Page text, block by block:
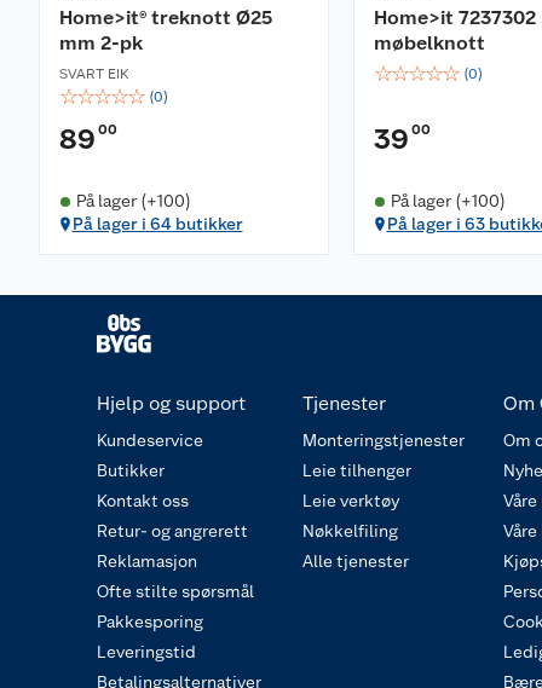
Home>it® treknott Ø25
mm 2-pk
SVART EIK
☆☆☆☆☆ (0)
89 00
På lager (+100)
På lager i 64 butikker
Home>it 7237302
møbelknott
☆☆☆☆☆ (0)
39 00
På lager (+100)
På lager i 63
Hjelp og support
Kundeservice
Butikker
Kontakt oss
Retur- og angrerett
Reklamasjon
Ofte stilte spørsmål
Pakkesporing
Leveringstid
Betalingsalternativer
Tjenester
Monteringstjenester
Leie tilhenger
Leie verktøy
Nøkkelfiling
Alle tjenester
Om
Om